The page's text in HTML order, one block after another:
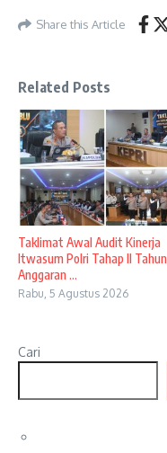
Share this Article
Related Posts
Taklimat Awal Audit Kinerja
Itwasum Polri Tahap II Tahun
Anggaran ...
Rabu, 5 Agustus 2026
Cari